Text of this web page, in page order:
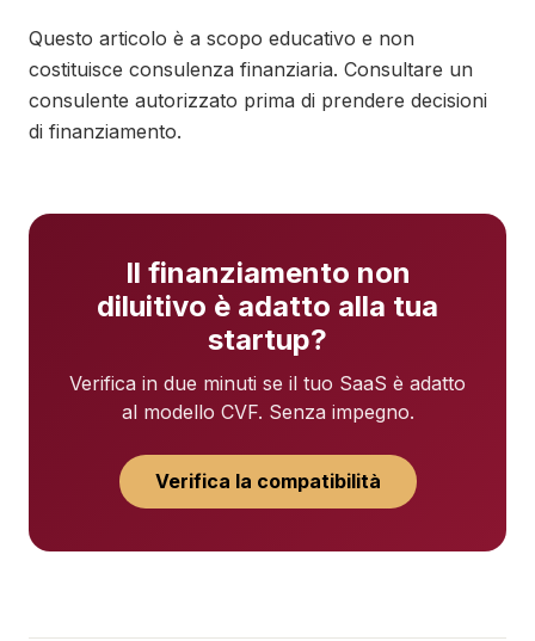
Questo articolo è a scopo educativo e non
costituisce consulenza finanziaria. Consultare un
consulente autorizzato prima di prendere decisioni
di finanziamento.
Il finanziamento non
diluitivo è adatto alla tua
startup?
Verifica in due minuti se il tuo SaaS è adatto
al modello CVF. Senza impegno.
Verifica la compatibilità